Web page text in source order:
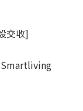
交收]